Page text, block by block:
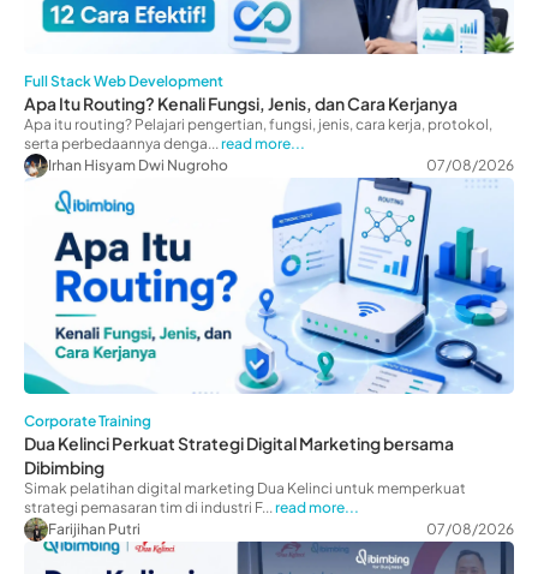
Full Stack Web Development
Apa Itu Routing? Kenali Fungsi, Jenis, dan Cara Kerjanya
Apa itu routing? Pelajari pengertian, fungsi, jenis, cara kerja, protokol,
serta perbedaannya denga...read more...
Irhan Hisyam Dwi Nugroho
07/08/2026
Corporate Training
Dua Kelinci Perkuat Strategi Digital Marketing bersama
Dibimbing
Simak pelatihan digital marketing Dua Kelinci untuk memperkuat
strategi pemasaran tim di industri F...read more...
Farijihan Putri
07/08/2026